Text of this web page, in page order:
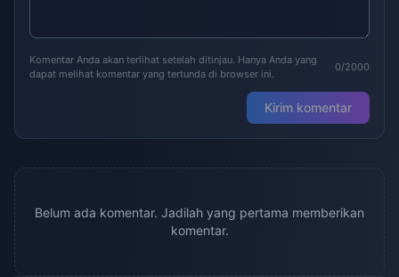
Komentar Anda akan terlihat setelah ditinjau. Hanya Anda yang
dapat melihat komentar yang tertunda di browser ini.
0/2000
Kirim komentar
Belum ada komentar. Jadilah yang pertama memberikan
komentar.